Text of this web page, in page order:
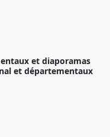
et diaporamas
et départementaux